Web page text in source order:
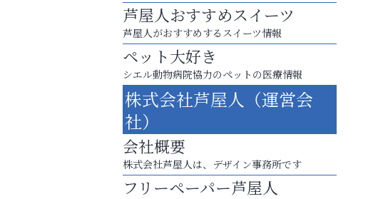
庭のお手入れから遺品整理まで
ちょっとしたお困りごともOK!
芦屋人~あしやびと~
芦屋人おすすめスイーツ
芦屋人がおすすめするスイーツ情報
ペット大好き
シエル動物病院協力のペットの医療情報
株式会社芦屋人（運営会
社）
会社概要
株式会社芦屋人は、デザイン事務所です
フリーペーパー芦屋人